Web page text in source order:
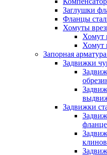
Заглушки
Фланцы
Хомуты
Хомут
Хомут
Запорная
Задвижки
Задвижки